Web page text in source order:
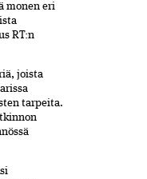
monen eri
RT:n
joista
tarpeita.